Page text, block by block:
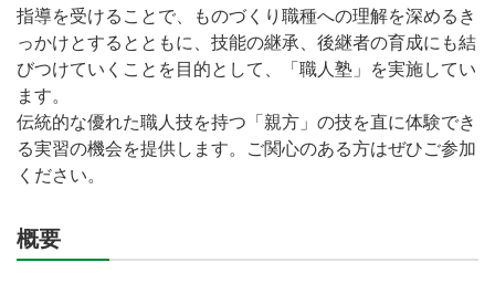
指導を受けることで、ものづくり職種への理解を深めるき
っかけとするとともに、技能の継承、後継者の育成にも結
びつけていくことを目的として、「職人塾」を実施してい
ます。
伝統的な優れた職人技を持つ「親方」の技を直に体験でき
る実習の機会を提供します。ご関心のある方はぜひご参加
ください。
概要